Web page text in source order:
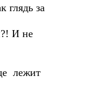
глядь за
И не
лежит